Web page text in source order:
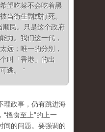
望吃菜不会吃着黑
当街生劏或打死。
顺民。只是这个政府
力。我们这一代，
远；唯一的分别，
叫「香港」的出
逃。 ”
理政事，仍有跳进海
“搵食至上”的上一
的问题。 要强调的